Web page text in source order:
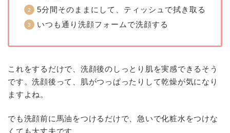
5分間そのままにして、ティッシュで拭き取る
いつも通り洗顔フォームで洗顔する
これをするだけで、洗顔後のしっとり肌を実感できるそう
です。洗顔後って、肌がつっぱったりして乾燥が気になり
ますよね。
でも洗顔前に馬油をつけるだけで、急いで化粧水をつけな